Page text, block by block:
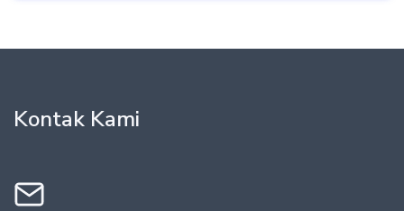
Kontak Kami